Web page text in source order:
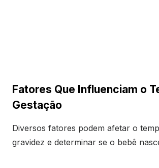
Fatores Que Influenciam o
Gestação
Diversos fatores podem afetar o
gravidez e determinar se o bebê